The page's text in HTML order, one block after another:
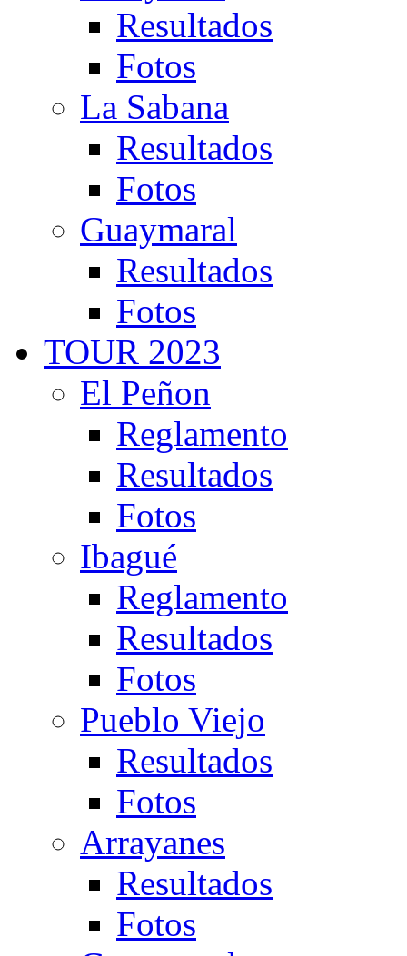
Resultados
Fotos
La Sabana
Resultados
Fotos
Guaymaral
Resultados
Fotos
TOUR 2023
El Peñon
Reglamento
Resultados
Fotos
Ibagué
Reglamento
Resultados
Fotos
Pueblo Viejo
Resultados
Fotos
Arrayanes
Resultados
Fotos